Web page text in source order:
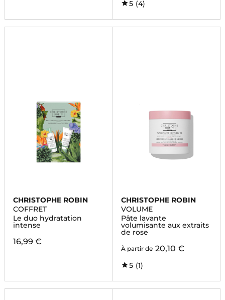
5 (4)
CHRISTOPHE ROBIN
COFFRET
Le duo hydratation
intense
16,99 €
CHRISTOPHE ROBIN
VOLUME
Pâte lavante
volumisante aux extraits
de rose
À partir de 20,10 €
5 (1)